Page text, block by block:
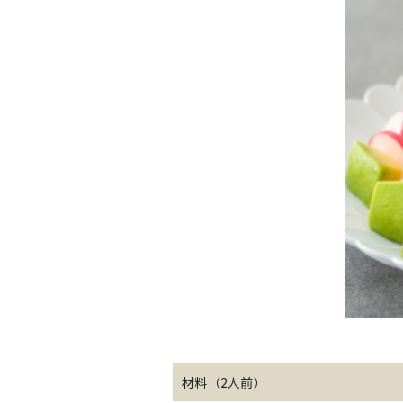
材料（2人前）